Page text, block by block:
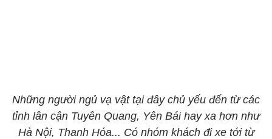
Những người ngủ vạ vật tại đây chủ yếu đến từ các
tỉnh lân cận Tuyên Quang, Yên Bái hay xa hơn như
Hà Nội, Thanh Hóa... Có nhóm khách đi xe tới từ